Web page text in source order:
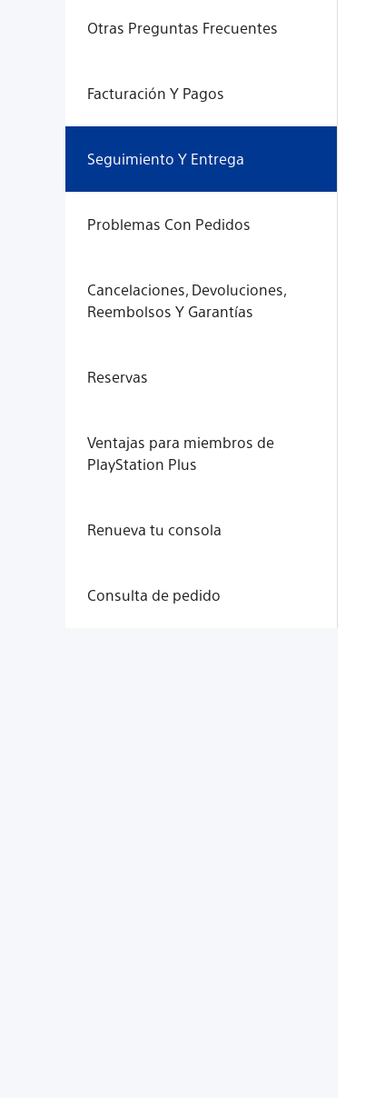
Otras Preguntas Frecuentes
Facturación Y Pagos
Seguimiento Y Entrega
Problemas Con Pedidos
Cancelaciones, Devoluciones,
Reembolsos Y Garantías
Reservas
Ventajas para miembros de
PlayStation Plus
Renueva tu consola
Consulta de pedido